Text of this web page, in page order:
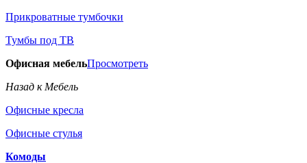
Прикроватные тумбочки
Тумбы под ТВ
Офисная мебельПросмотреть
Назад к Мебель
Офисные кресла
Офисные стулья
Комоды